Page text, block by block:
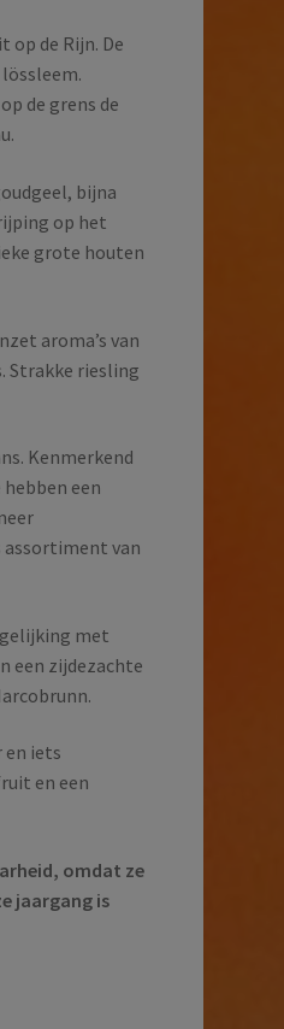
op de Rijn. De
de grens de
bijna
op het
grote houten
aroma’s van
Strakke riesling
Kenmerkend
een
assortiment van
met
een zijdezachte
en iets
en een
omdat ze
jaargang is